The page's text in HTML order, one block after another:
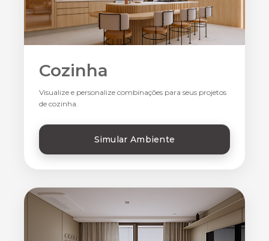
Cozinha
Visualize e personalize combinações para seus projetos
de cozinha.
Simular Ambiente